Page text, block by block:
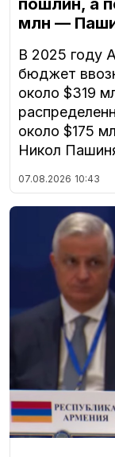
пошлин, а
млн —
В 2025 году
бюджет
около $319
около $175
Никол
07.08.2026 10:43